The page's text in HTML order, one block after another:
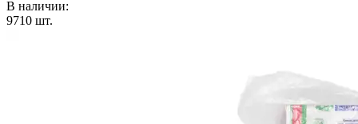
В наличии:
9710 шт.